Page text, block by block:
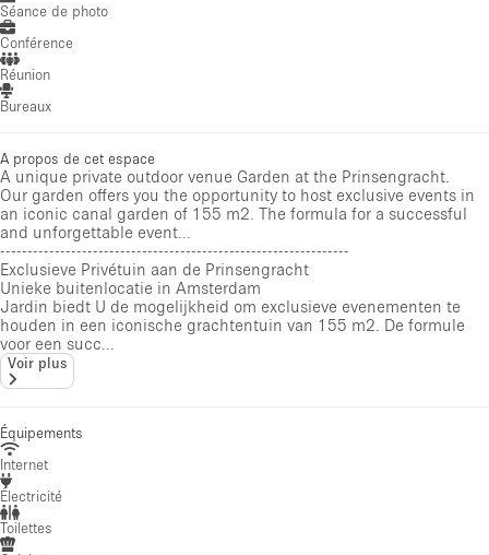
Séance de photo
Conférence
Réunion
Bureaux
A propos de cet espace
A unique private outdoor venue Garden at the Prinsengracht.
Our garden offers you the opportunity to host exclusive events in
an iconic canal garden of 155 m2. The formula for a successful
and unforgettable event...
----------------------------------------------------------------
Exclusieve Privétuin aan de Prinsengracht
Unieke buitenlocatie in Amsterdam
Jardin biedt U de mogelijkheid om exclusieve evenementen te
houden in een iconische grachtentuin van 155 m2. De formule
voor een succ...
Voir plus
Équipements
Internet
Électricité
Toilettes